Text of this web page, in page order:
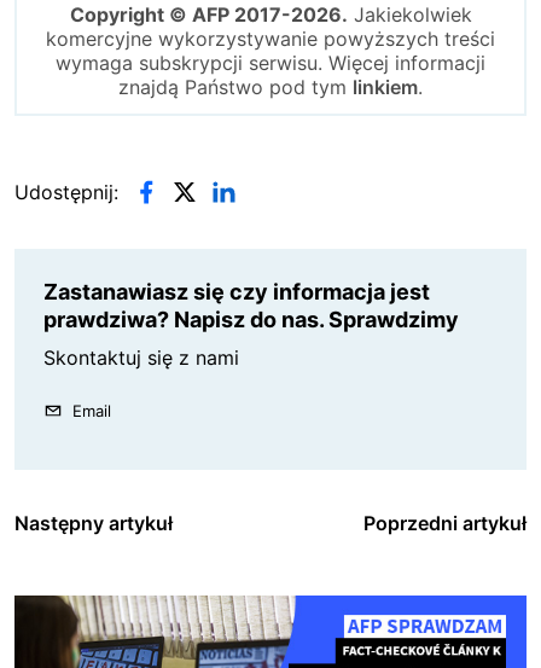
Copyright © AFP 2017-2026. Jakiekolwiek
komercyjne wykorzystywanie powyższych treści
wymaga subskrypcji serwisu. Więcej informacji
znajdą Państwo pod tym linkiem.
Udostępnij:
Zastanawiasz się czy informacja jest
prawdziwa? Napisz do nas. Sprawdzimy
Skontaktuj się z nami
Email
Następny artykuł Poprzedni artykuł